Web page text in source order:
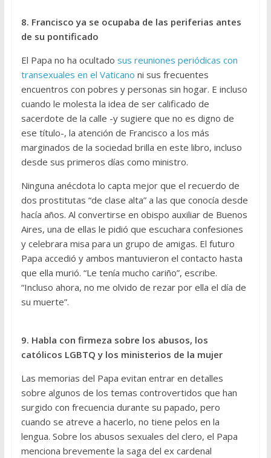
8. Francisco ya se ocupaba de las periferias antes
de su pontificado
El Papa no ha ocultado sus reuniones periódicas con
transexuales en el Vaticano ni sus frecuentes
encuentros con pobres y personas sin hogar. E incluso
cuando le molesta la idea de ser calificado de
sacerdote de la calle -y sugiere que no es digno de
ese título-, la atención de Francisco a los más
marginados de la sociedad brilla en este libro, incluso
desde sus primeros días como ministro.
Ninguna anécdota lo capta mejor que el recuerdo de
dos prostitutas “de clase alta” a las que conocía desde
hacía años. Al convertirse en obispo auxiliar de Buenos
Aires, una de ellas le pidió que escuchara confesiones
y celebrara misa para un grupo de amigas. El futuro
Papa accedió y ambos mantuvieron el contacto hasta
que ella murió. “Le tenía mucho cariño”, escribe.
“Incluso ahora, no me olvido de rezar por ella el día de
su muerte”.
9. Habla con firmeza sobre los abusos, los
católicos LGBTQ y los ministerios de la mujer
Las memorias del Papa evitan entrar en detalles
sobre algunos de los temas controvertidos que han
surgido con frecuencia durante su papado, pero
cuando se atreve a hacerlo, no tiene pelos en la
lengua. Sobre los abusos sexuales del clero, el Papa
menciona brevemente la saga del ex cardenal